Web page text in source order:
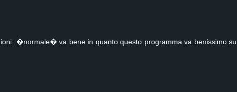
�normale� va bene in quanto questo programma va benissimo su